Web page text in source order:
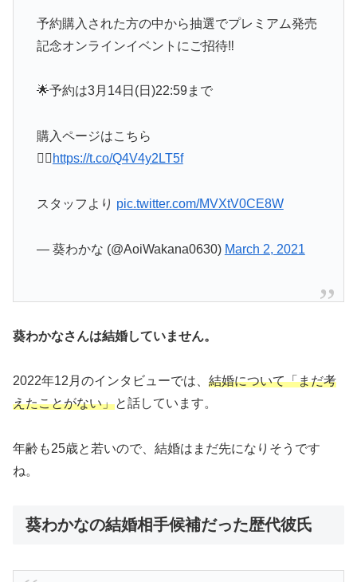
予約購入された方の中から抽選でプレミアム発売
記念オンラインイベントにご招待‼️
🌟予約は3月14日(日)22:59まで
購入ページはこちら
👉🏼 https://t.co/Q4V4y2LT5f
スタッフより pic.twitter.com/MVXtV0CE8W
— 葵わかな (@AoiWakana0630) March 2, 2021
葵わかなさんは結婚していません。
2022年12月のインタビューでは、 結婚について「まだ考
えたことがない」と話しています。
年齢も25歳と若いので、結婚はまだ先になりそうです
ね。
葵わかなの結婚相手候補だった歴代彼氏